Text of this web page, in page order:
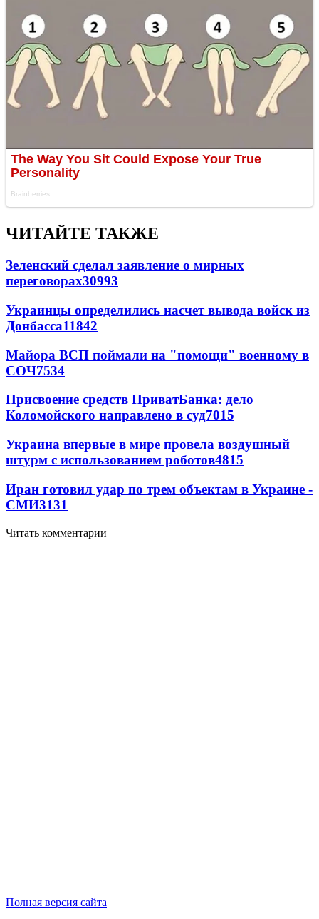
ЧИТАЙТЕ ТАКЖЕ
Зеленский сделал заявление о мирных
переговорах30993
Украинцы определились насчет вывода войск из
Донбасса11842
Майора ВСП поймали на "помощи" военному в
СОЧ7534
Присвоение средств ПриватБанка: дело
Коломойского направлено в суд7015
Украина впервые в мире провела воздушный
штурм с использованием роботов4815
Иран готовил удар по трем объектам в Украине -
СМИ3131
Читать комментарии
Полная версия сайта